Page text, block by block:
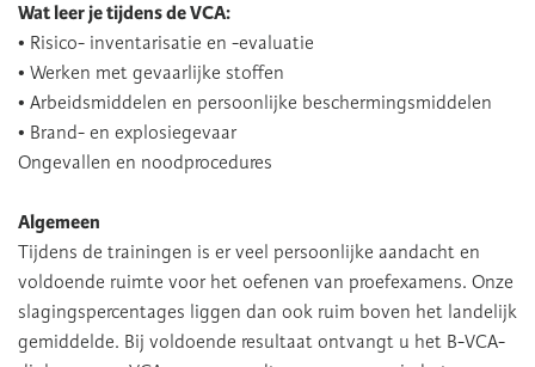
Wat leer je tijdens de VCA:
• Risico- inventarisatie en -evaluatie
• Werken met gevaarlijke stoffen
• Arbeidsmiddelen en persoonlijke beschermingsmiddelen
• Brand- en explosiegevaar
Ongevallen en noodprocedures
Algemeen
Tijdens de trainingen is er veel persoonlijke aandacht en
voldoende ruimte voor het oefenen van proefexamens. Onze
slagingspercentages liggen dan ook ruim boven het landelijk
gemiddelde. Bij voldoende resultaat ontvangt u het B-VCA-